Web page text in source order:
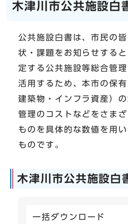
木津川市公共施設白
公共施設白書は、市民の
状・課題をお知らせする
定する公共施設等総合管
活用するため、本市の保
建築物・インフラ資産）
管理のコストなどをさま
ものを具体的な数値を用
ものです。
木津川市公共施設
一括ダウンロード